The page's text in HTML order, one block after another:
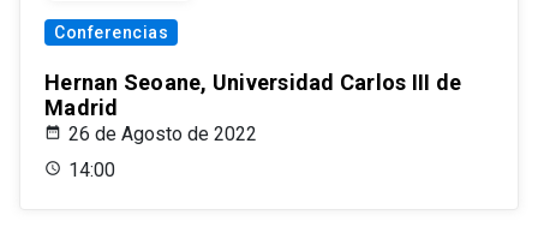
Conferencias
Hernan Seoane, Universidad Carlos III de
Madrid
26 de Agosto de 2022
14:00